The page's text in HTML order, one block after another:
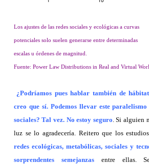
Los ajustes de las redes sociales y ecológicas a curvas
potenciales solo suelen generarse entre determinadas
escalas u órdenes de magnitud.
Fuente: Power Law Distributions in Real and Virtual
¿Podríamos pues hablar también de
creo que sí. Podemos llevar este
sociales? Tal vez. No estoy seguro . Si alguien
luz se lo agradecería. Reitero que los
redes ecológicas, metabólicas, sociales y
sorprendentes semejanzasentre ellas.